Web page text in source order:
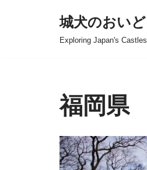
城犬のおいど
Exploring Japan's Castles
福岡県